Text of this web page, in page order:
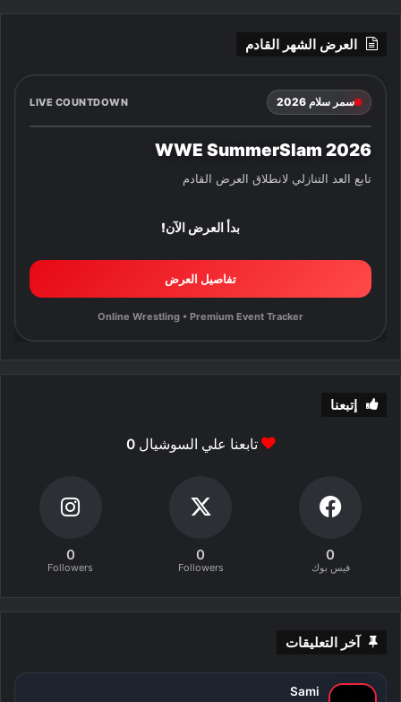
العرض الشهر القادم
سمر سلام 2026 LIVE COUNTDOWN
WWE SummerSlam 2026
تابع العد التنازلي لانطلاق العرض القادم
بدأ العرض الآن!
تفاصيل العرض
Online Wrestling • Premium Event Tracker
إتبعنا
تابعنا علي السوشيال0
0
فيس بوك
0
Followers
0
Followers
آخر التعليقات
Sami